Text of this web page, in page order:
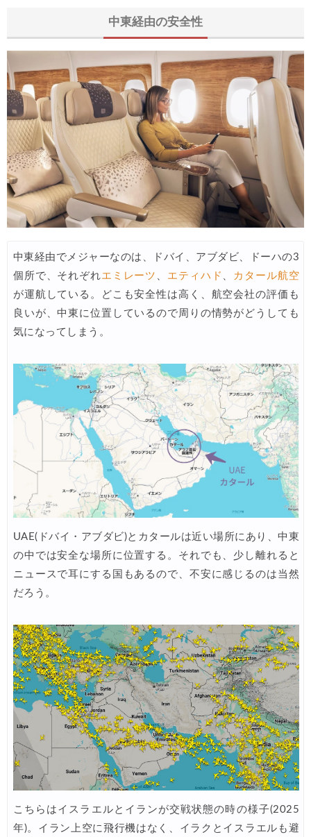
HIS) 海外航空券タイムセール
08/03 Trip.com) 韓国旅 最大50%OFFセール
08/01 Trip.com) 海外ホテル2%OFFクーポン TRIP1
08/01 エアトリ) 海外航空券(60日前) 1,000円OFFクーポン
08/01 Trip.com) 海外航空券1%OFFクーポン TRIP2
07/27 Trip.com) タイ旅行 最大50%OFFセール
Trip.com) ホテル 1,500円OFFクーポン
07/30 楽天トラベル) 海外ツアー 最大10,000円OFFクーポン
07/30 Trip.com) 航空券 1,500円OFFクーポン
07/27 Trip.com) NY/ロンドン/タイ ホテル 10%OFFクーポン
Trip.com) タイ航空券 10%OFFクーポン
07/25 楽天トラベル) 海外ツアー 最大30,000円OFFクーポン
07/24 HIS) 海外航空券 3,000円OFFクーポン
07/24 HIS) アイスランドツアー 最大30,000円OFFクーポン
07/23 Trip.com) 海外航空券 最大2,500円OFFクーポン
Trip.com) 航空券＋ホテル 最大5,000円OFFクーポン
JTB) 海外ツアー(20代) 最大28,000円OFFクーポン
07/22 JTB) 海外ツアー(10代) 最大28,000円OFFクーポン
07/21 エアトリ) 航空券+ホテル 最大30,000円OFFクーポン
07/21 エアトリ) 海外航空券 最大10,000円OFFクーポン
中東経由の安全性
中東経由でメジャーなのは、ドバイ、アブダビ、ドーハの3
個所で、それぞれエミレーツ 、 エティハド 、
カタール航空
が運航している。どこも安全性は高く、航空会社の評価も
良いが、中東に位置しているので周りの情勢がどうしても
気になってしまう。
UAE(ドバイ・アブダビ)とカタールは近い場所にあり、中東
の中では安全な場所に位置する。それでも、少し離れると
ニュースで耳にする国もあるので、不安に感じるのは当然
だろう。
こちらはイスラエルとイランが交戦状態の時の様子(2025
年)。イラン上空に飛行機はなく、イラクとイスラエルも避